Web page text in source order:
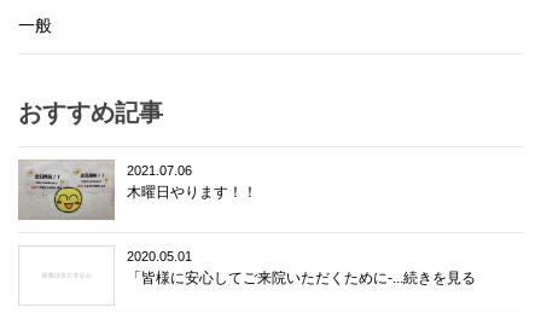
一般
おすすめ記事
2021.07.06
木曜日やります！！
2020.05.01
「皆様に安心してご来院いただくために-...続きを見る